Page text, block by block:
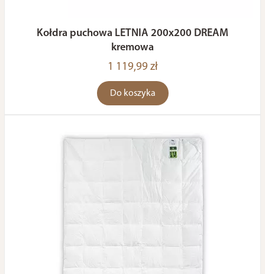
Kołdra puchowa LETNIA 200x200 DREAM
kremowa
1 119,99 zł
Do koszyka